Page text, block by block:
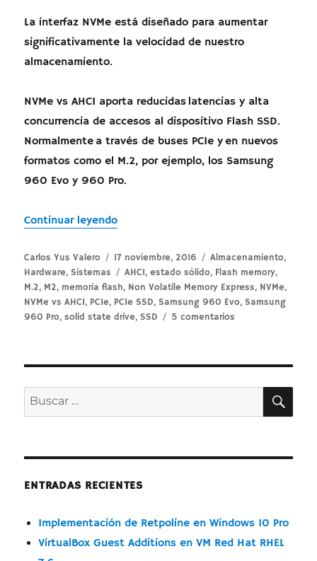
La interfaz NVMe está diseñado para aumentar
significativamente la velocidad de nuestro
almacenamiento.
NVMe vs AHCI aporta reducidas latencias y alta
concurrencia de accesos al dispositivo Flash SSD.
Normalmente a través de buses PCIe y en nuevos
formatos como el M.2, por ejemplo, los Samsung
960 Evo y 960 Pro.
Continuar leyendo«NVMe vs AHCI: Almacenamiento –
Autor
Carlos Yus Valero
Publicado
el
17 noviembre, 2016 Categorías
Almacenamiento,
Hardware,Sistemas Etiquetas
AHCI,estado sólido, Flash memory,
M.2, M2, memoria flash, Non Volatile Memory Express, NVMe,
NVMe vs AHCI, PCIe, PCIe SSD,Samsung 960 Evo,Samsung
960 Pro,solid state drive,SSD 5 comentarios
–
Buscar
por:
ENTRADAS RECIENTES
Implementación de Retpoline en Windows 10 Pro
VirtualBox Guest Additions en VM Red Hat RHEL